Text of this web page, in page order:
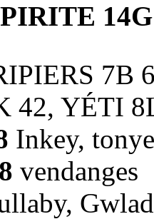
7B
42, YÉTI
Inkey,
vendanges